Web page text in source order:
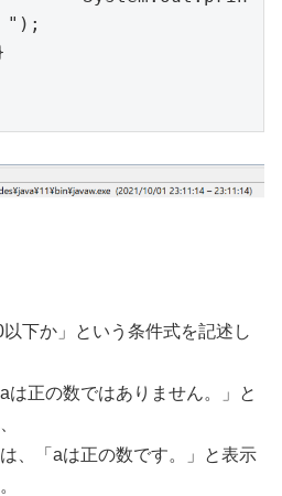
");
下か」という条件式を記述し
は正の数ではありません。」と
、「aは正の数です。」と表示